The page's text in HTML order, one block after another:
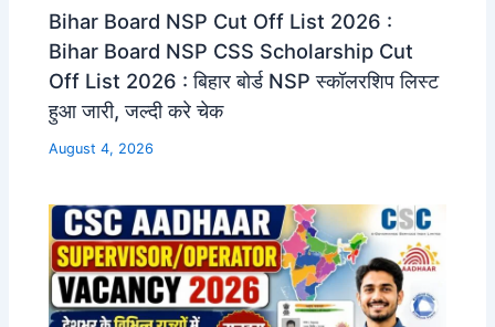
Bihar Board NSP Cut Off List 2026 :
Bihar Board NSP CSS Scholarship Cut
Off List 2026 : बिहार बोर्ड NSP स्कॉलरशिप लिस्ट
हुआ जारी, जल्दी करे चेक
August 4, 2026